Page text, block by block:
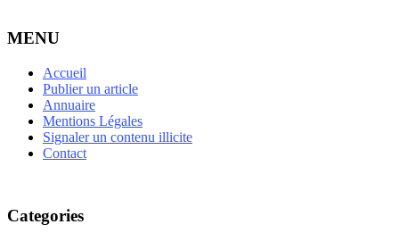
MENU
Accueil
Publier un article
Annuaire
Mentions Légales
Signaler un contenu illicite
Contact
Categories